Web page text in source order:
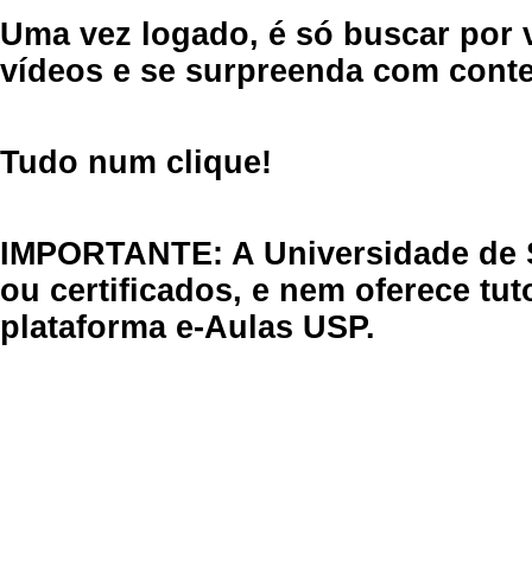
Uma vez logado, é só buscar por
vídeos e se surpreenda com
Tudo num clique!
IMPORTANTE: A Universidade
ou certificados, e nem oferece
plataforma e-Aulas USP.